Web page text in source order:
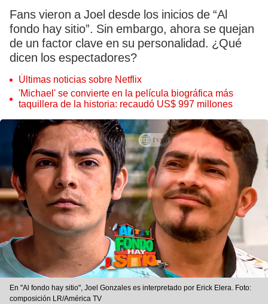
Fans vieron a Joel desde los inicios de “Al
fondo hay sitio”. Sin embargo, ahora se quejan
de un factor clave en su personalidad. ¿Qué
dicen los espectadores?
Últimas noticias sobre Netflix
'Michael' se convierte en la película biográfica más
taquillera de la historia: recaudó US$ 997 millones
En "Al fondo hay sitio", Joel Gonzales es interpretado por Erick Elera. Foto:
composición LR/América TV